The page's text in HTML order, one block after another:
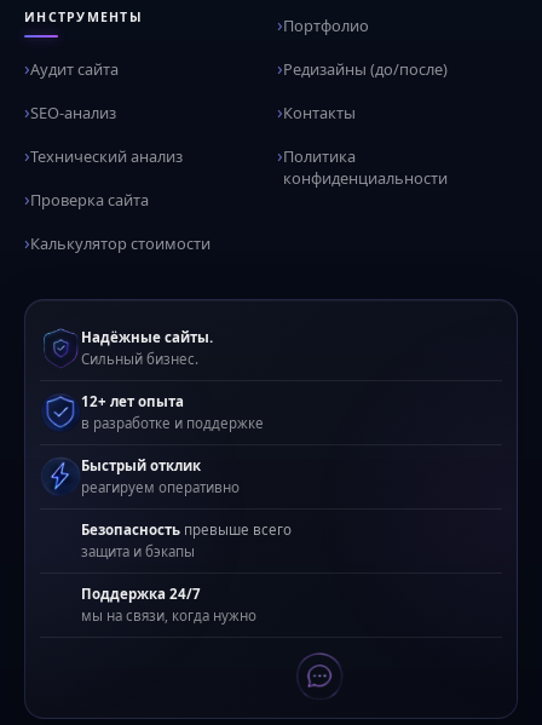
ИНСТРУМЕНТЫ
Аудит сайта
SEO-анализ
Технический анализ
Проверка сайта
Калькулятор стоимости
Портфолио
Редизайны (до/после)
Контакты
Политика
конфиденциальности
Надёжные сайты.
Сильный бизнес.
12+ лет опыта
в разработке и поддержке
Быстрый отклик
реагируем оперативно
Безопасность превыше всего
защита и бэкапы
Поддержка 24/7
мы на связи, когда нужно